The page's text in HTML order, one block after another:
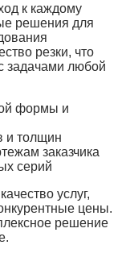
к каждому
решения для
резки, что
задачами любой
формы и
и толщин
заказчика
серий
услуг,
цены.
решение